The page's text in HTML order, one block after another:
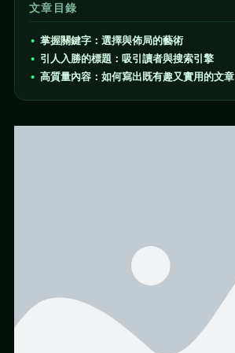
文章目錄
掌握關鍵字：選擇與佈局的藝術
引人入勝的標題：吸引讀者與搜索引擎
高質量內容：如何寫出既有趣又實用的文章